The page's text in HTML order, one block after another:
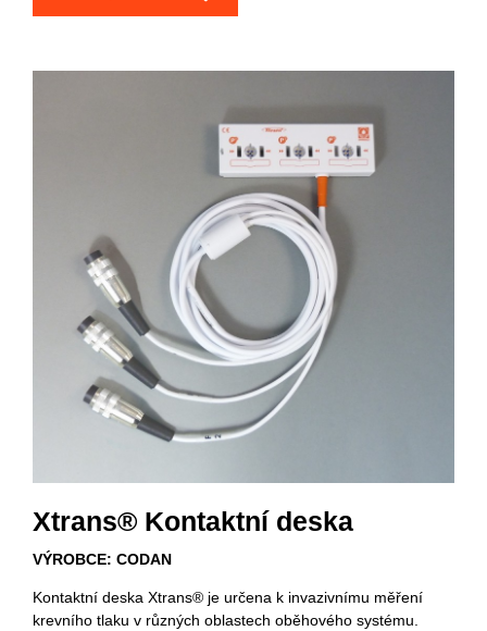
Xtrans® Kontaktní deska
VÝROBCE: CODAN
Kontaktní deska Xtrans® je určena k invazivnímu měření
krevního tlaku v různých oblastech oběhového systému.